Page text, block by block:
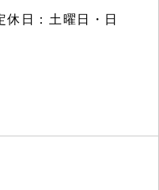
日：土曜日・日